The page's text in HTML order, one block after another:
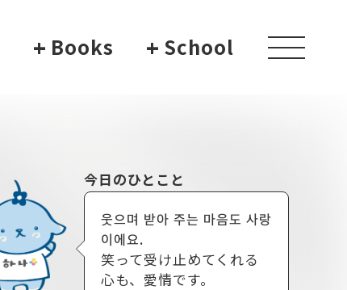
+ Books + School
toggle
今日のひとこと
웃으며 받아 주는 마음도 사랑
이에요.
笑って受け止めてくれる
心も、愛情です。